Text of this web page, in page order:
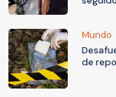
Mundo
de